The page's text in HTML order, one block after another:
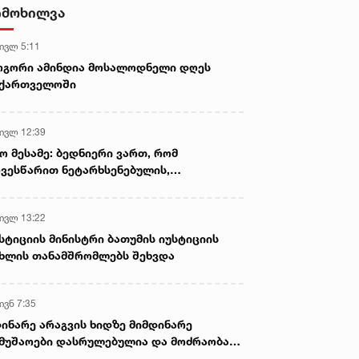
• 15:14
მთელი
და საბნიდან
ზელენსკისთან
საუბარს
„მნიშვნელოვანია ის, თუ
ფაქტობრივად, წაქეზება იყო -
5:11
ამინდია მოსალოდნელი დღეს
12:39
მესამე: ბედნიერი ვართ, რომ
ნეტარხსენებულის,
13:22
მინისტრი ბათუმის იუსტიციის
თანამშრომლებს შეხვდა
7:35
არაგვის ხიდზე მიმდინარე
დასრულებულია და მოძრაობა